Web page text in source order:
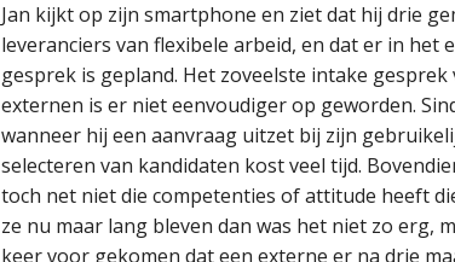
Jan kijkt op zijn smartphone en ziet dat hij drie
leveranciers van flexibele arbeid, en dat er in het
gesprek is gepland. Het zoveelste intake
externen is er niet eenvoudiger op geworden.
wanneer hij een aanvraag uitzet bij zijn
selecteren van kandidaten kost veel tijd.
toch net niet die competenties of attitude heeft
ze nu maar lang bleven dan was het niet zo erg,
keer voor gekomen dat een externe er na drie